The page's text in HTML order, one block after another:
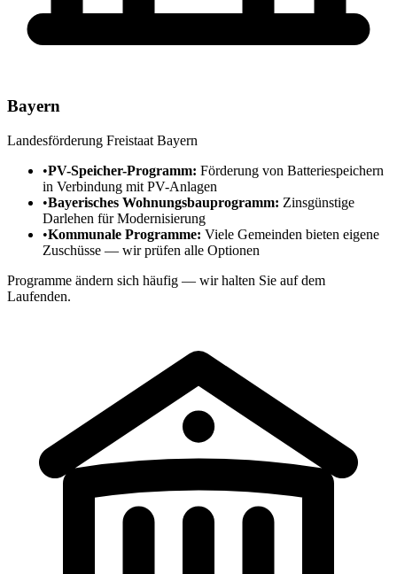
Bayern
Landesförderung Freistaat Bayern
•PV-Speicher-Programm: Förderung von Batteriespeichern
in Verbindung mit PV-Anlagen
•Bayerisches Wohnungsbauprogramm: Zinsgünstige
Darlehen für Modernisierung
•Kommunale Programme: Viele Gemeinden bieten eigene
Zuschüsse — wir prüfen alle Optionen
Programme ändern sich häufig — wir halten Sie auf dem
Laufenden.